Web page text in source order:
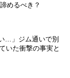
めるべき？
…」ジム通いで別
いた衝撃の事実と